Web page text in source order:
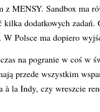
MENSY. Sandbox ma
dodatkowych zadań.
W Polsce ma dopiero
na pogranie w coś w
przede wszystkim
la Indy, czy wreszcie